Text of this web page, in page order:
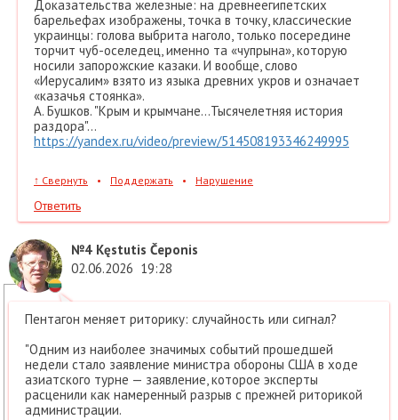
Доказательства железные: на древнеегипетских
барельефах изображены, точка в точку, классические
украинцы: голова выбрита наголо, только посередине
торчит чуб-оселедец, именно та «чупрына», которую
носили запорожские казаки. И вообще, слово
«Иерусалим» взято из языка древних укров и означает
«казачья стоянка».
А. Бушков. "Крым и крымчане...Тысячелетняя история
раздора"...
https://yandex.ru/video/preview/514508193346249995
↑ Свернуть • Поддержать • Нарушение
Ответить
№4 Kęstutis Čeponis
02.06.2026 19:28
Пентагон меняет риторику: случайность или сигнал?
"Одним из наиболее значимых событий прошедшей
недели стало заявление министра обороны США в ходе
азиатского турне — заявление, которое эксперты
расценили как намеренный разрыв с прежней риторикой
администрации.